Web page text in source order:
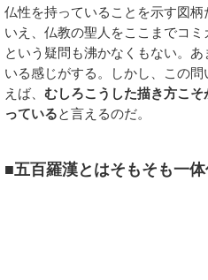
仏性を持っていることを示す図
いえ、仏教の聖人をここまでコ
という疑問も沸かなくもない。
いる感じがする。しかし、この
えば、 むしろこうした描き方こ
っていると言えるのだ。
■五百羅漢とはそもそも一体